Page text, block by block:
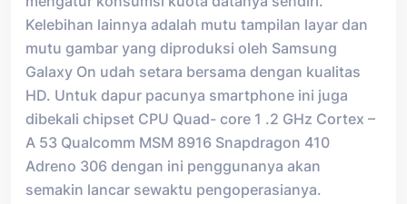
Kelebihan lainnya adalah mutu tampilan layar dan
mutu gambar yang diproduksi oleh Samsung
Galaxy On udah setara bersama dengan kualitas
HD. Untuk dapur pacunya smartphone ini juga
dibekali chipset CPU Quad- core 1 .2 GHz Cortex –
A 53 Qualcomm MSM 8916 Snapdragon 410
Adreno 306 dengan ini penggunanya akan
semakin lancar sewaktu pengoperasianya.